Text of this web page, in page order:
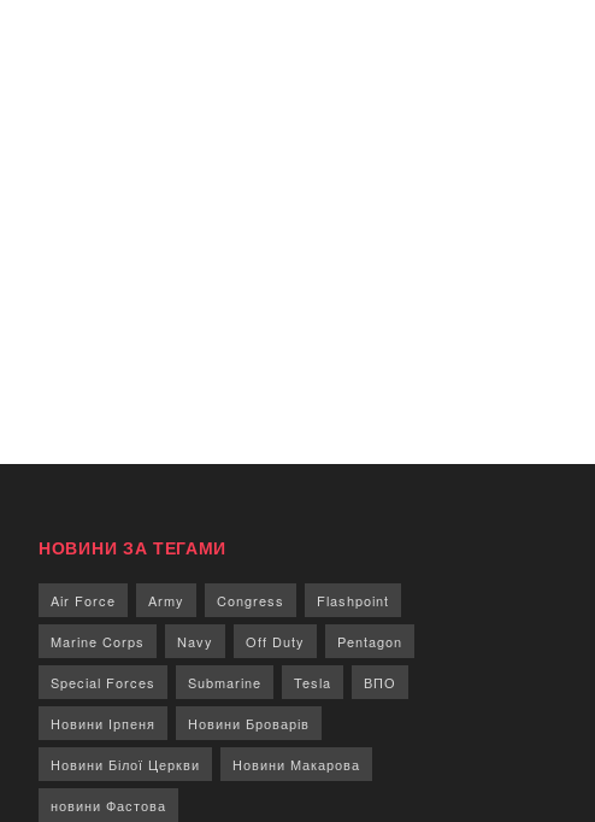
НОВИНИ ЗА ТЕГАМИ
Air Force Army Congress Flashpoint
Marine Corps Navy Off Duty Pentagon
Special Forces Submarine Tesla ВПО
Новини Ірпеня Новини Броварів
Новини Білої Церкви Новини Макарова
новини Фастова